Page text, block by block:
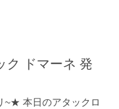
~★ 本日のアタックロ